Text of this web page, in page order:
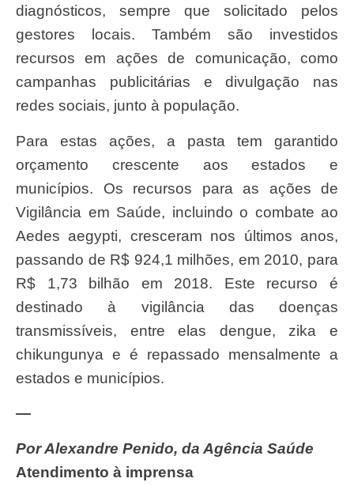
diagnósticos, sempre que solicitado pelos
gestores locais. Também são investidos
recursos em ações de comunicação, como
campanhas publicitárias e divulgação nas
redes sociais, junto à população.
Para estas ações, a pasta tem garantido
orçamento crescente aos estados e
municípios. Os recursos para as ações de
Vigilância em Saúde, incluindo o combate ao
Aedes aegypti, cresceram nos últimos anos,
passando de R$ 924,1 milhões, em 2010, para
R$ 1,73 bilhão em 2018. Este recurso é
destinado à vigilância das doenças
transmissíveis, entre elas dengue, zika e
chikungunya e é repassado mensalmente a
estados e municípios.
—
Por Alexandre Penido, da Agência Saúde
Atendimento à imprensa